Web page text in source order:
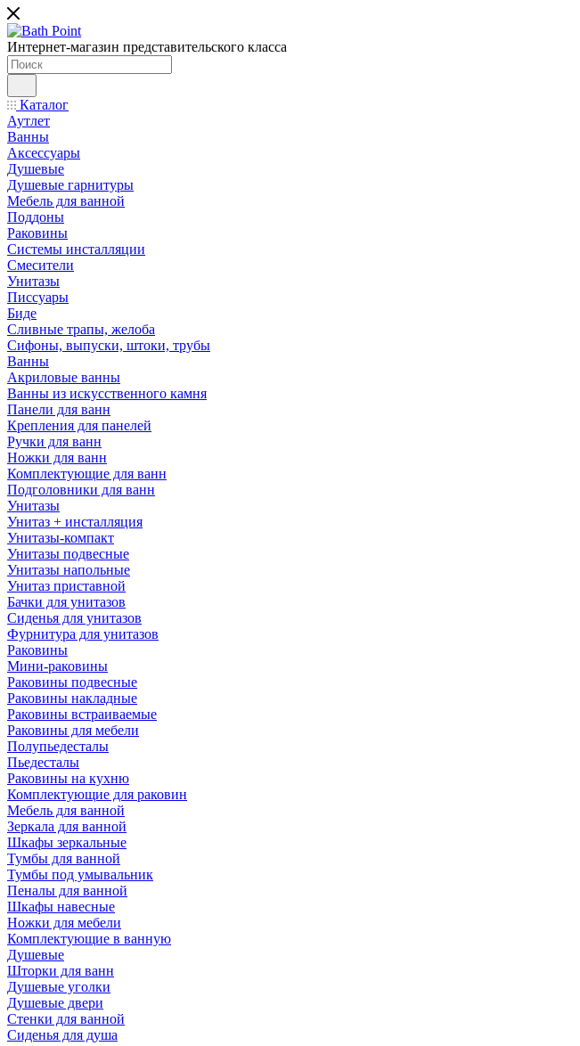
Интернет-магазин представительского класса
Каталог
Аутлет
Ванны
Аксессуары
Душевые
Душевые гарнитуры
Мебель для ванной
Поддоны
Раковины
Системы инсталляции
Смесители
Унитазы
Писсуары
Биде
Сливные трапы, желоба
Сифоны, выпуски, штоки, трубы
Ванны
Акриловые ванны
Ванны из искусственного камня
Панели для ванн
Крепления для панелей
Ручки для ванн
Ножки для ванн
Комплектующие для ванн
Подголовники для ванн
Унитазы
Унитаз + инсталляция
Унитазы-компакт
Унитазы подвесные
Унитазы напольные
Унитаз приставной
Бачки для унитазов
Сиденья для унитазов
Фурнитура для унитазов
Раковины
Мини-раковины
Раковины подвесные
Раковины накладные
Раковины встраиваемые
Раковины для мебели
Полупьедесталы
Пьедесталы
Раковины на кухню
Комплектующие для раковин
Мебель для ванной
Зеркала для ванной
Шкафы зеркальные
Тумбы для ванной
Тумбы под умывальник
Пеналы для ванной
Шкафы навесные
Ножки для мебели
Комплектующие в ванную
Душевые
Шторки для ванн
Душевые уголки
Душевые двери
Стенки для ванной
Сиденья для душа